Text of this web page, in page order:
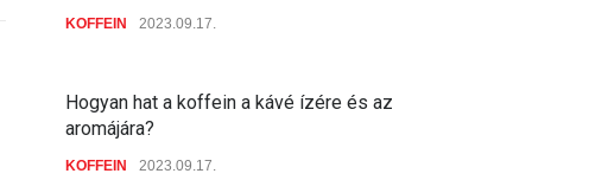
KOFFEIN 2023.09.17.
Hogyan hat a koffein a kávé ízére és az
aromájára?
KOFFEIN 2023.09.17.